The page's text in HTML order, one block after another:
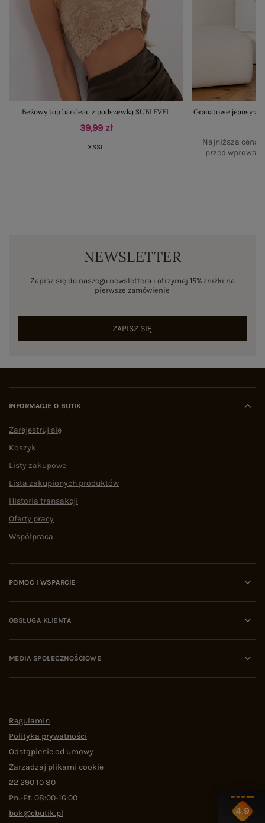
Beżowy top bandeau z podszewką SUBLEVEL
39,99 zł
XSSL
Granatowe jeansy z
Najniższa cena
przed
NEWSLETTER
Zapisz się do naszego newslettera i otrzymaj 15% zniżki na
pierwsze zamówienie
ZAPISZ SIĘ
INFORMACJE O BUTIK
Zarejestruj się
Koszyk
Listy zakupowe
Lista zakupionych produktów
Historia transakcji
Oferty pracy
Współpraca
POMOC I WSPARCIE
OBSŁUGA KLIENTA
MEDIA SPOŁECZNOŚCIOWE
Regulamin
Polityka prywatności
Odstąpienie od umowy
Zarządzaj plikami cookie
22 290 10 80
Pn.-Pt. 08:00-16:00
bok@ebutik.pl
4.9